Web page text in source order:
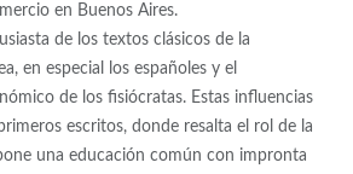
en Buenos Aires.
de los textos clásicos de la
en especial los españoles y el
de los fisiócratas. Estas influencias
escritos, donde resalta el rol de la
una educación común con impronta